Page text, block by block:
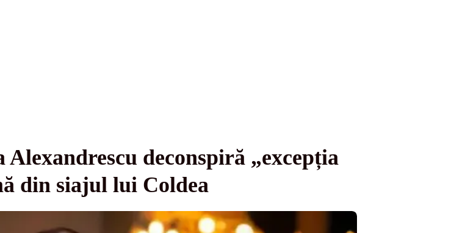
deconspiră „excepția
din siajul lui Coldea